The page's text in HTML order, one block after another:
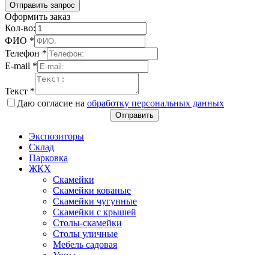
Отправить запрос
Оформить заказ
Кол-во:
ФИО *
Телефон *
E-mail *
Текст *
Даю согласие на обработку персональных данных
Отправить
Экспозиторы
Склад
Парковка
ЖКХ
Скамейки
Скамейки кованые
Скамейки чугунные
Скамейки с крышей
Столы-скамейки
Столы уличные
Мебель садовая